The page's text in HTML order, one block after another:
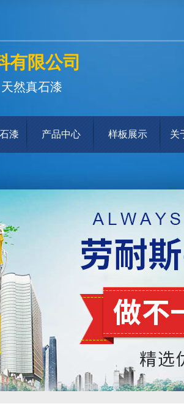
有限公司
然真石漆
漆 产品中心 样板展示 关